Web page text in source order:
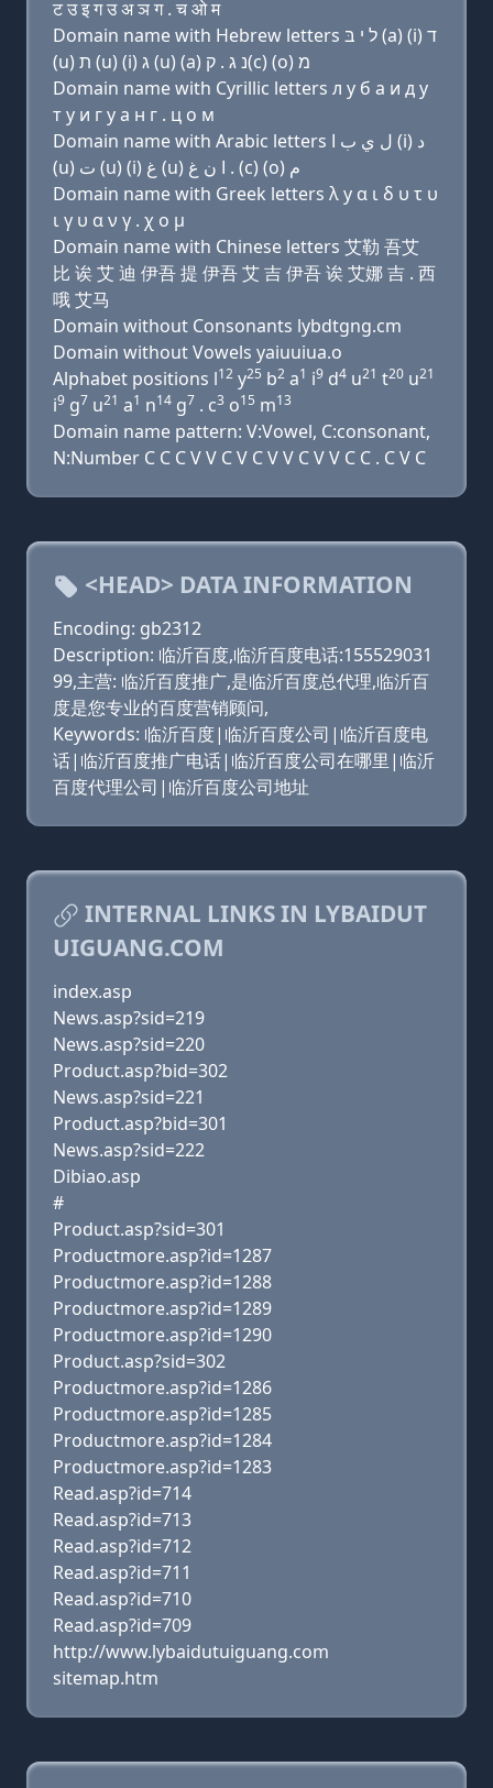
ट उ इ ग उ अ ञ ग . च ओ म
Domain name with Hebrew letters ל י בּ (a) (i) ד
(u) ת (u) (i) ג (u) (a) נ ג . ק(c) (ο) מ
Domain name with Cyrillic letters л y б a и д у
т у и г у a н г . ц о м
Domain name with Arabic letters ﻝ ﻱ ﺏ ﺍ (i) ﺩ
(u) ﺕ (u) (i) ﻍ (u) ﺍ ﻥ ﻍ . (c) (o) ﻡ
Domain name with Greek letters λ y α ι δ υ τ υ
ι γ υ α ν γ . χ ο μ
Domain name with Chinese letters 艾勒 吾艾
比 诶 艾 迪 伊吾 提 伊吾 艾 吉 伊吾 诶 艾娜 吉 . 西
哦 艾马
Domain without Consonants lybdtgng.cm
Domain without Vowels yaiuuiua.o
Alphabet positions l12 y25 b2 a1 i9 d4 u21 t20 u21
i9 g7 u21 a1 n14 g7 . c3 o15 m13
Domain name pattern: V:Vowel, C:consonant,
N:Number C C C V V C V C V V C V V C C . C V C
<HEAD> DATA INFORMATION
Encoding: gb2312
Description: 临沂百度,临沂百度电话:155529031
99,主营: 临沂百度推广,是临沂百度总代理,临沂百
度是您专业的百度营销顾问,
Keywords: 临沂百度|临沂百度公司|临沂百度电
话|临沂百度推广电话|临沂百度公司在哪里|临沂
百度代理公司|临沂百度公司地址
INTERNAL LINKS IN LYBAIDUT
UIGUANG.COM
index.asp
News.asp?sid=219
News.asp?sid=220
Product.asp?bid=302
News.asp?sid=221
Product.asp?bid=301
News.asp?sid=222
Dibiao.asp
#
Product.asp?sid=301
Productmore.asp?id=1287
Productmore.asp?id=1288
Productmore.asp?id=1289
Productmore.asp?id=1290
Product.asp?sid=302
Productmore.asp?id=1286
Productmore.asp?id=1285
Productmore.asp?id=1284
Productmore.asp?id=1283
Read.asp?id=714
Read.asp?id=713
Read.asp?id=712
Read.asp?id=711
Read.asp?id=710
Read.asp?id=709
http://www.lybaidutuiguang.com
sitemap.htm